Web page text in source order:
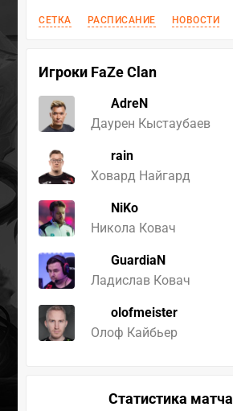
СЕТКА РАСПИСАНИЕ НОВОСТИ
Игроки FaZe Clan
AdreN
Даурен Кыстаубаев
rain
Ховард Найгард
NiKo
Никола Ковач
GuardiaN
Ладислав Ковач
olofmeister
Олоф Кайбьер
Статистика матча